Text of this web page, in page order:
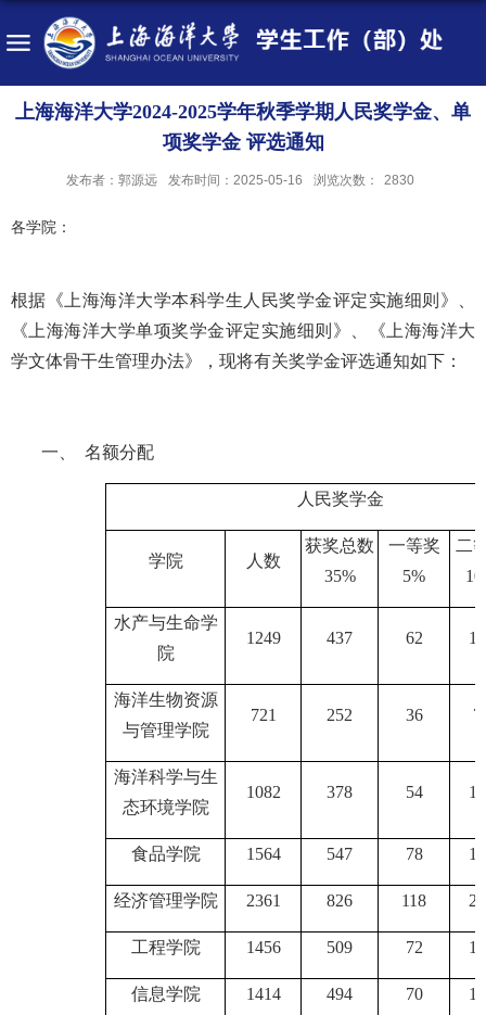
上海海洋大学2024-2025学年秋季学期人民奖学金、单
项奖学金 评选通知
发布者：郭源远 发布时间：2025-05-16 浏览次数： 2830
各学院：
根据《上海海洋大学本科学生人民奖学金评定实施细则》、
《上海海洋大学单项奖学金评定实施细则》、《上海海洋大
学文体骨干生管理办法》，现将有关奖学金评选通知如下：
一、 名额分配
人民奖学金
学院 人数
获奖总数
35%
一等奖
5%
二
水产与生命学
院
1249 437 62
海洋生物资源
与管理学院
721 252 36
海洋科学与生
态环境学院
1082 378 54
食品学院 1564 547 78
经济管理学院 2361 826 118
工程学院 1456 509 72
信息学院 1414 494 70